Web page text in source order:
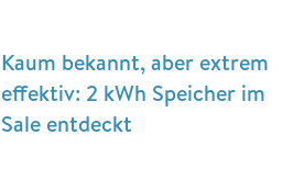
Kaum bekannt, aber extrem
effektiv: 2 kWh Speicher im
Sale entdeckt